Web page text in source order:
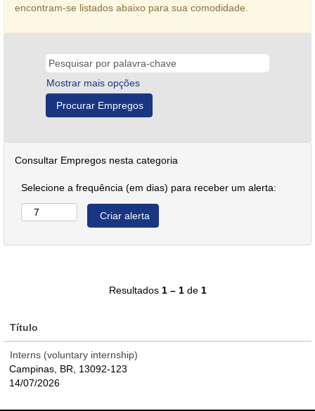
encontram-se listados abaixo para sua comodidade.
Mostrar mais opções
Consultar Empregos nesta categoria
Selecione a frequência (em dias) para receber um alerta:
Resultados 1 – 1de 1
Título
Interns (voluntary internship)
Campinas, BR, 13092-123
14/07/2026